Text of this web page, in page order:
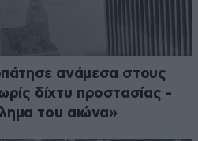
ανάμεσα στους
δίχτυ προστασίας -
του αιώνα»